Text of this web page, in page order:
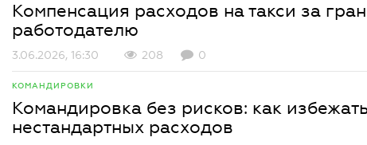
Компенсация расходов на такси за
работодателю
3.06.2026, 16:30 208 0
КОМАНДИРОВКИ
Командировка без рисков: как
нестандартных расходов